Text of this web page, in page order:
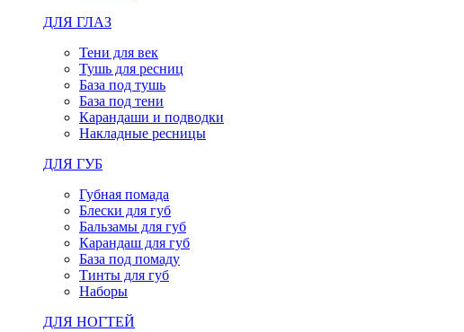
ДЛЯ ГЛАЗ
Тени для век
Тушь для ресниц
База под тушь
База под тени
Карандаши и подводки
Накладные ресницы
ДЛЯ ГУБ
Губная помада
Блески для губ
Бальзамы для губ
Карандаш для губ
База под помаду
Тинты для губ
Наборы
ДЛЯ НОГТЕЙ